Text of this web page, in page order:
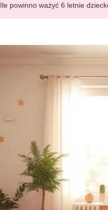
Ile powinno ważyć 6 letnie